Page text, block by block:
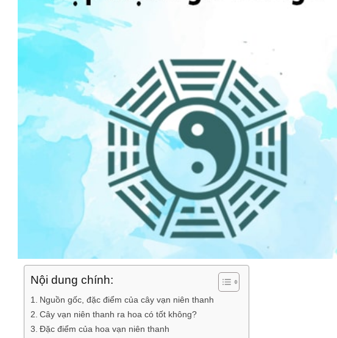
Nội dung chính:
Nguồn gốc, đặc điểm của cây vạn niên thanh
Cây vạn niên thanh ra hoa có tốt không?
Đặc điểm của hoa vạn niên thanh